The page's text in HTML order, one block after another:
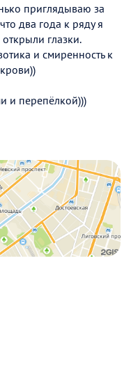
приглядываю за
два года к ряду я
глазки.
и смиренность к
и перепёлкой)))